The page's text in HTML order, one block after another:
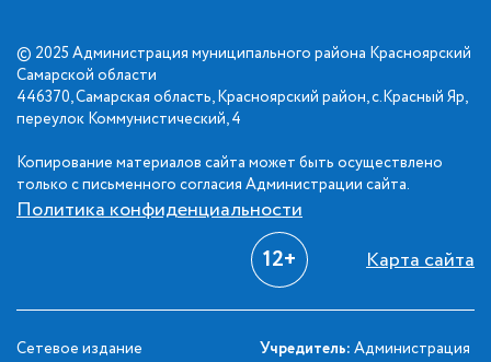
© 2025 Администрация муниципального района Красноярский
Самарской области
446370, Самарская область, Красноярский район, с.Красный Яр,
переулок Коммунистический, 4
Копирование материалов сайта может быть осуществлено
только с письменного согласия Администрации сайта.
Политика конфиденциальности
12+ Карта сайта
Сетевое издание
Учредитель: Администрация